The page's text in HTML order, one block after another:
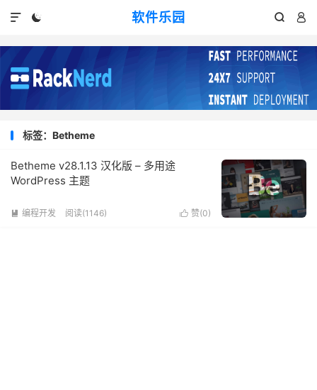
软件乐园 
 

标签：Betheme
Betheme v28.1.13 汉化版 – 多用途
WordPress 主题
 赞(0)
 编程开发 阅读(1146)